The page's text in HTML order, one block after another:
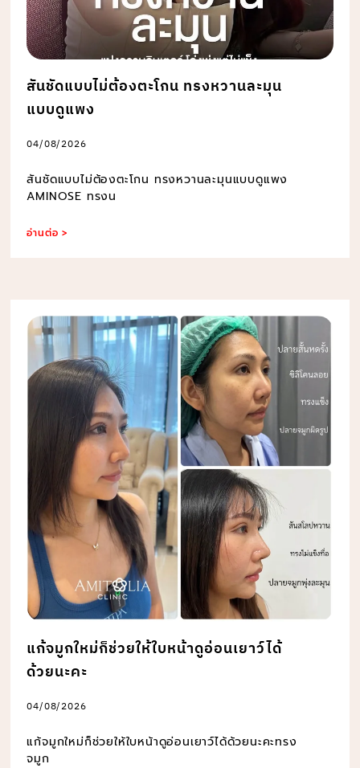
สันชัดแบบไม่ต้องตะโกน ทรงหวานละมุน
แบบดูแพง
04/08/2026
สันชัดแบบไม่ต้องตะโกน ทรงหวานละมุนแบบดูแพง
AMINOSE ทรงน
อ่านต่อ >
แก้จมูกใหม่ก็ช่วยให้ใบหน้าดูอ่อนเยาว์ได้
ด้วยนะคะ
04/08/2026
แก้จมูกใหม่ก็ช่วยให้ใบหน้าดูอ่อนเยาว์ได้ด้วยนะคะทรง
จมูก